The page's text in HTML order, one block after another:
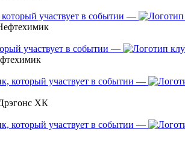
—
—
—
ХК
—